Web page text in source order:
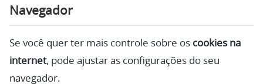
Navegador
Se você quer ter mais controle sobre os cookies na
internet, pode ajustar as configurações do seu
navegador.